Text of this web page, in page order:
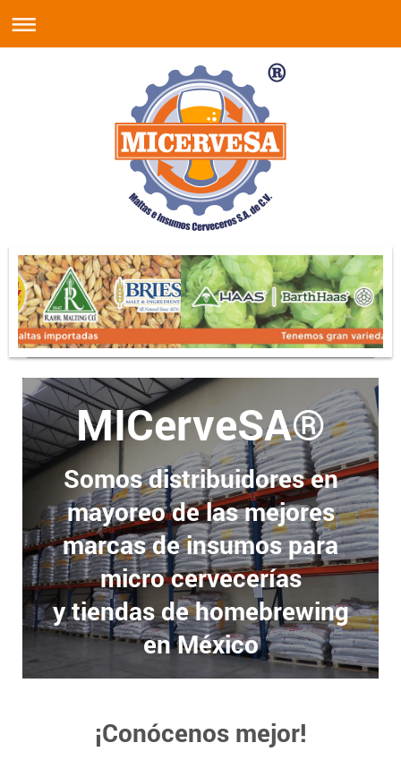
MICerveSA®
Somos distribuidores en
mayoreo de las mejores
marcas de insumos para
micro cervecerías
y tiendas de homebrewing
en México
¡Conócenos mejor!